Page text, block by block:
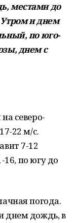
местами до
Утром и днем
по юго-
днем с
северо-
22 м/с.
7-12
16, по югу до
погода.
днем дождь, в